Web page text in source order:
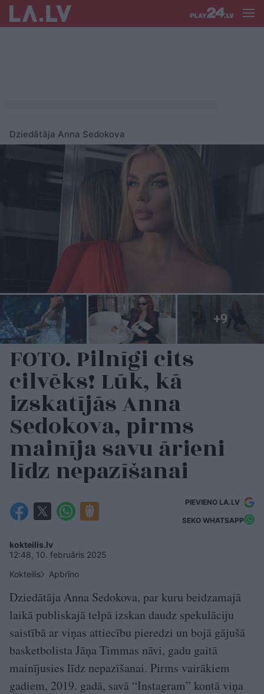
Dziedātāja Anna Sedokova
FOTO. Pilnīgi cits
cilvēks! Lūk, kā
izskatījās Anna
Sedokova, pirms
mainīja savu ārieni
līdz nepazīšanai
PIEVIENO LA.LV
SEKO WHATSAPP
kokteilis.lv
12:48, 10. februāris 2025
Kokteilis
Apbrīno
Dziedātāja Anna Sedokova, par kuru beidzamajā
laikā publiskajā telpā izskan daudz spekulāciju
saistībā ar viņas attiecību pieredzi un bojā gājušā
basketbolista Jāņa Timmas nāvi, gadu gaitā
mainījusies līdz nepazīšanai. Pirms vairākiem
gadiem, 2019. gadā, savā “Instagram” kontā viņa